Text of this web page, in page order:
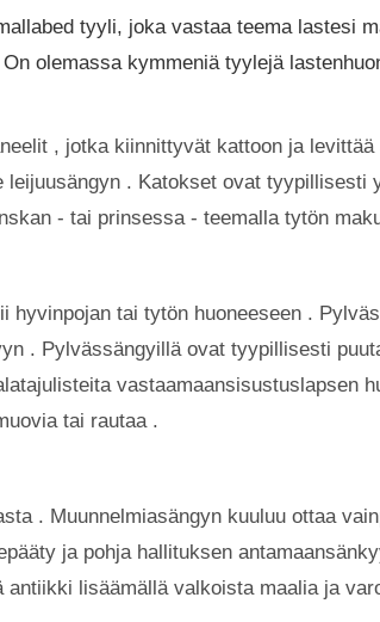
tyyli, joka vastaa teema lastesi
olemassa kymmeniä tyylejä
, jotka kiinnittyvät kattoon ja
. Katokset ovat tyypillisesti
- tai prinsessa - teemalla tytön
tai tytön huoneeseen .
. Pylvässängyillä ovat tyypillisesti
vastaamaansisustuslapsen
tai rautaa .
. Muunnelmiasängyn kuuluu ottaa
ja pohja hallituksen
lisäämällä valkoista maalia ja